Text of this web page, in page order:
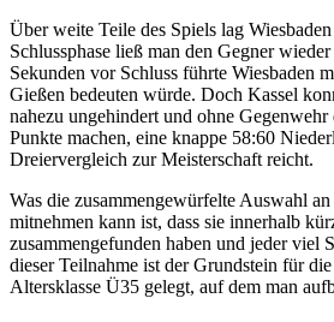
Über weite Teile des Spiels lag
Schlussphase ließ man den Gegner
Sekunden vor Schluss führte Wiesbaden
Gießen bedeuten würde. Doch Kassel
nahezu ungehindert und ohne Gegenwehr
Punkte machen, eine knappe 58:60
Dreiervergleich zur Meisterschaft reicht.
Was die zusammengewürfelte Auswahl
mitnehmen kann ist, dass sie innerhalb
zusammengefunden haben und jeder viel
dieser Teilnahme ist der Grundstein für
Altersklasse Ü35 gelegt, auf dem man